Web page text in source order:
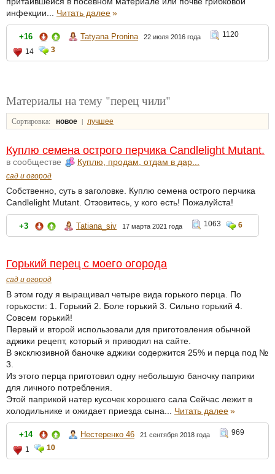
инфекции... Читать далее»
+16 Tatyana Pronina 22 июля 2016 года
1120
14
3
Материалы на тему "перец чили"
Сортировка: новое | лучшее
Куплю семена острого перчика Candlelight Mutant.
в сообществе Куплю, продам, отдам в дар...
сад и огород
Собственно, суть в заголовке. Куплю семена острого перчика
Candlelight Mutant. Отзовитесь, у кого есть! Пожалуйста!
+3 Tatiana_siv 17 марта 2021 года 1063 6
Горький перец с моего огорода
сад и огород
В этом году я выращивал четыре вида горького перца. По
горькости: 1. Горький 2. Боле горький 3. Сильно горький 4.
Совсем горький!
Первый и второй использовали для приготовления обычной
аджики рецепт, который я приводил на сайте.
В эксклюзивной баночке аджики содержится 25% и перца под №
3.
Из этого перца приготовил одну небольшую баночку паприки
для личного потребления.
Этой паприкой натер кусочек хорошего сала Сейчас лежит в
холодильнике и ожидает приезда сына... Читать далее»
+14 Нестеренко 46 21 сентября 2018 года
969
1
10